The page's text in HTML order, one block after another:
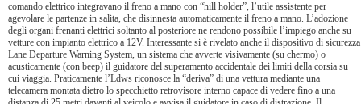
comando elettrico integravano il freno a mano con “hill holder”, l’utile assistente per
agevolare le partenze in salita, che disinnesta automaticamente il freno a mano. L’adozione
degli organi frenanti elettrici soltanto al posteriore ne rendono possibile l’impiego anche su
vetture con impianto elettrico a 12V. Interessante si è rivelato anche il dispositivo di sicurezza
Lane Departure Warning System, un sistema che avverte visivamente (su chermo) o
acusticamente (con beep) il guidatore del superamento accidentale dei limiti della corsia su
cui viaggia. Praticamente l’Ldws riconosce la “deriva” di una vettura mediante una
telecamera montata dietro lo specchietto retrovisore interno capace di vedere fino a una